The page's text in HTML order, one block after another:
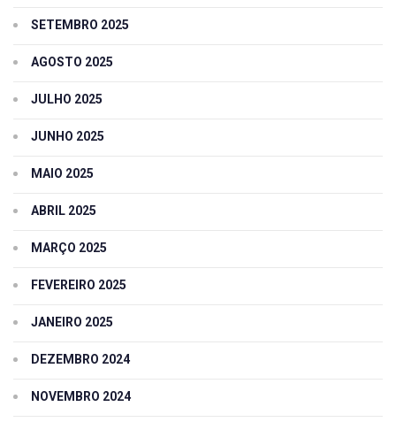
SETEMBRO 2025
AGOSTO 2025
JULHO 2025
JUNHO 2025
MAIO 2025
ABRIL 2025
MARÇO 2025
FEVEREIRO 2025
JANEIRO 2025
DEZEMBRO 2024
NOVEMBRO 2024